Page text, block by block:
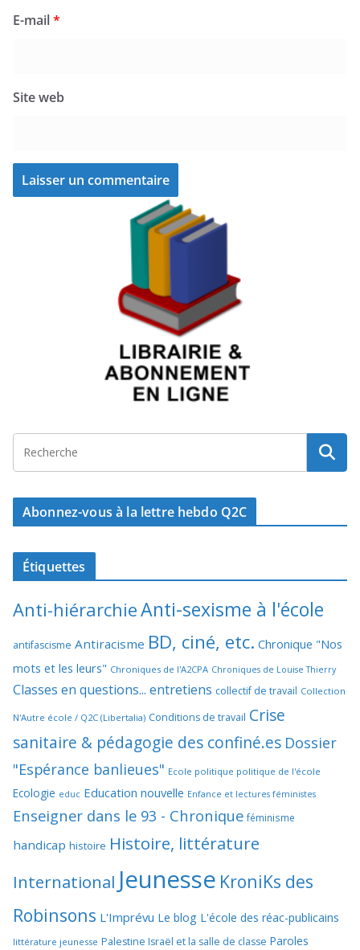
E-mail*
Site web
Abonnez-vous à la lettre hebdo Q2C
Étiquettes
Anti-hiérarchieAnti-sexisme à l'école
antifascisme Antiracisme BD, ciné, etc. Chronique "Nos
mots et les leurs" Chroniques de l'A2CPA Chroniques de Louise Thierry
Classes en questions... entretiens collectif de travail Collection
N'Autre école / Q2C (Libertalia) Conditions de travail Crise
sanitaire & pédagogie des confiné.es Dossier
"Espérance banlieues" Ecole politique politique de l'école
Ecologie educ Education nouvelle Enfance et lectures féministes
Enseigner dans le 93 - Chronique féminisme
handicap histoire Histoire, littérature
International Jeunesse KroniKs des
Robinsons L'Imprévu Le blog L'école des réac-publicains
littérature jeunesse Palestine Israël et la salle de classe Paroles